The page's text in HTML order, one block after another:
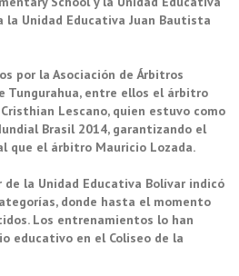
la Unidad Educativa Juan Bautista
por la Asociación de Árbitros
Tungurahua, entre ellos el árbitro
Lescano, quien estuvo como
Brasil 2014, garantizando el
que el árbitro Mauricio Lozada.
la Unidad Educativa Bolívar indicó
donde hasta el momento
Los entrenamientos lo han
educativo en el Coliseo de la